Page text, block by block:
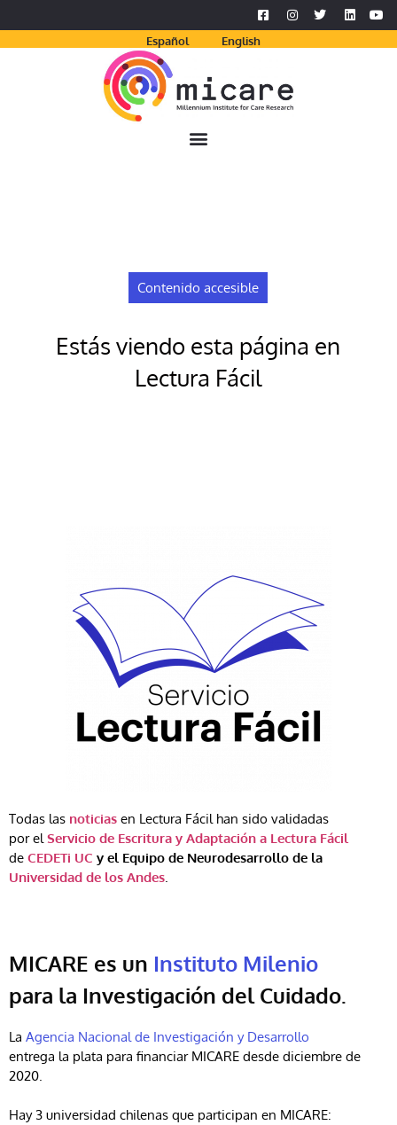
Español English
Contenido accesible
Estás viendo esta página en
Lectura Fácil
Todas las noticias en Lectura Fácil han sido validadas
por el Servicio de Escritura y Adaptación a Lectura Fácil
de CEDETi UC y el Equipo de Neurodesarrollo de la
Universidad de los Andes
MICARE es un Instituto Milenio
para la Investigación del Cuidado.
La Agencia Nacional de Investigación y Desarrollo
entrega la plata para financiar MICARE desde diciembre de
2020.
Hay 3 universidad chilenas que participan en MICARE: